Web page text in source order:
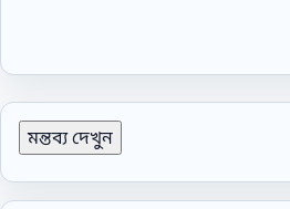
মন্তব্য দেখুন